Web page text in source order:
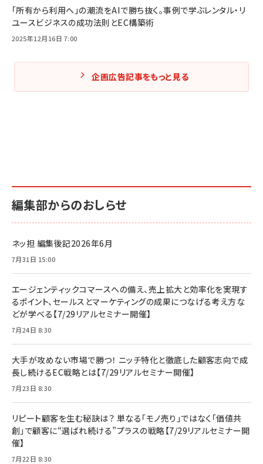
「所有から利用へ」の潮流をAIで勝ち抜く。事例で学ぶレンタル・リ
ユースビジネスの成功法則とEC構築術
2025年12月16日 7:00
企画広告記事をもっと見る
編集部からのおしらせ
ネッ担 編集後記2026年6月
7月31日 15:00
エージェンティックコマースへの備え、売上拡大と効率化を実現す
るポイント、セールスとマーケティングの成果につなげる考え方な
どが学べる【7/29リアルセミナー開催】
7月24日 8:30
大手が攻めない市場で勝つ！ ニッチ特化と徹底した顧客志向で成
長し続けるEC戦略とは【7/29リアルセミナー開催】
7月23日 8:30
リピート顧客を生む秘訣は？ 単なる「モノ売り」ではなく「価値共
創」で顧客に“選ばれ続ける”プラスの戦略【7/29リアルセミナー開
催】
7月22日 8:30